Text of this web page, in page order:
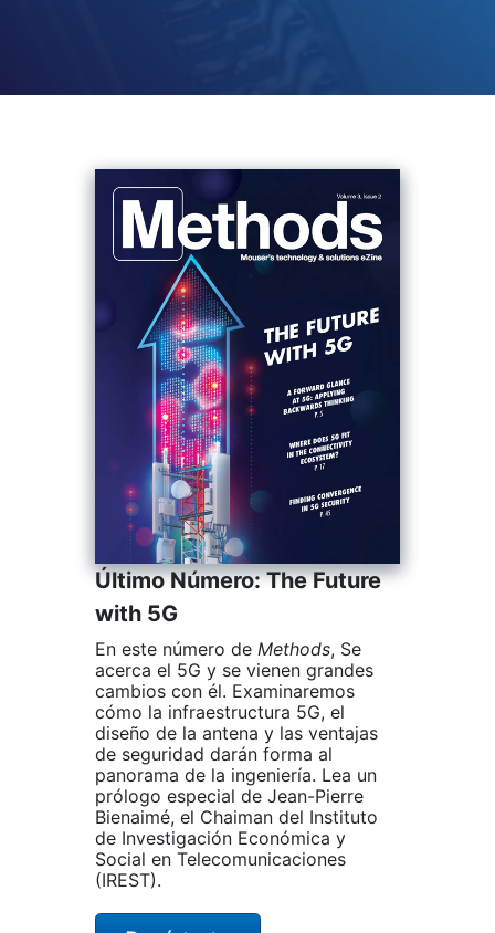
Haga Clic Para
Ver la Muestra
Último Número: The Future
with 5G
En este número de Methods, Se
acerca el 5G y se vienen grandes
cambios con él. Examinaremos
cómo la infraestructura 5G, el
diseño de la antena y las ventajas
de seguridad darán forma al
panorama de la ingeniería. Lea un
prólogo especial de Jean-Pierre
Bienaimé, el Chaiman del Instituto
de Investigación Económica y
Social en Telecomunicaciones
(IREST).